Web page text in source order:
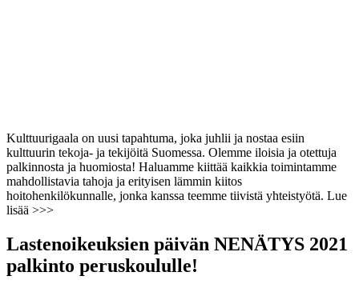
Kulttuurigaala on uusi tapahtuma, joka juhlii ja nostaa esiin
kulttuurin tekoja- ja tekijöitä Suomessa. Olemme iloisia ja otettuja
palkinnosta ja huomiosta! Haluamme kiittää kaikkia toimintamme
mahdollistavia tahoja ja erityisen lämmin kiitos
hoitohenkilökunnalle, jonka kanssa teemme tiivistä yhteistyötä. Lue
lisää >>>
Lastenoikeuksien päivän NENÄTYS 2021
palkinto peruskoululle!